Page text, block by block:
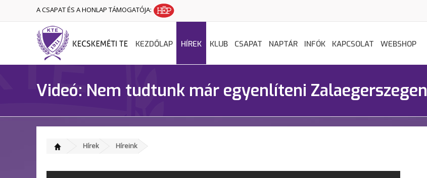
A CSAPAT ÉS A HONLAP TÁMOGATÓJA:
KEZDŐLAP HÍREK KLUB CSAPAT NAPTÁR INFÓK KAPCSOLAT WEBSHOP
Videó: Nem tudtunk már egyenlíteni Zalaegerszegen
Hírek Híreink